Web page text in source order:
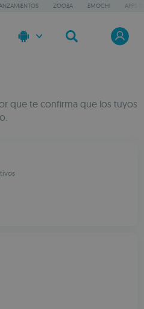
ZOOBA EMOCHI APPS
que te confirma que los tuyos